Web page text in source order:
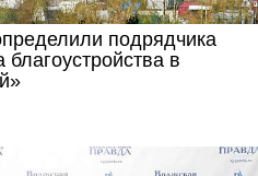
подрядчика
в